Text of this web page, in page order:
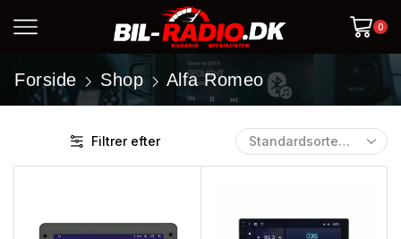
0
Forside Shop Alfa Romeo
Filtrer efter